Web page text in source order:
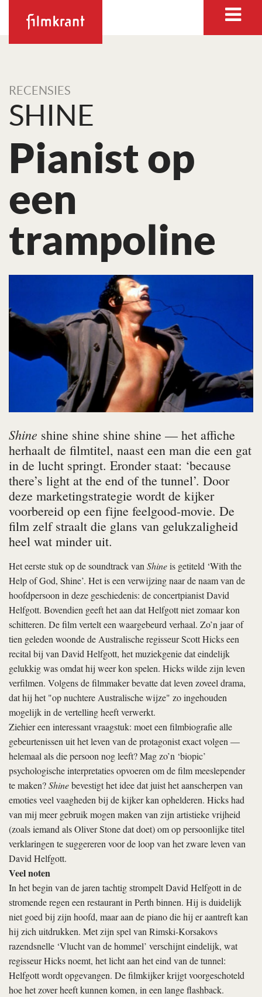
RECENSIES
SHINE
Pianist op
een
trampoline
Shine shine shine shine shine — het affiche
herhaalt de filmtitel, naast een man die een gat
in de lucht springt. Eronder staat: ‘because
there’s light at the end of the tunnel’. Door
deze marketingstrategie wordt de kijker
voorbereid op een fijne feelgood-movie. De
film zelf straalt die glans van gelukzaligheid
heel wat minder uit.
Het eerste stuk op de soundtrack vanShineis getiteld ‘With the
Help of God, Shine’. Het is een verwijzing naar de naam van de
hoofdpersoon in deze geschiedenis: de concertpianist David
Helfgott. Bovendien geeft het aan dat Helfgott niet zomaar kon
schitteren. De film vertelt een waargebeurd verhaal. Zo’n jaar of
tien geleden woonde de Australische regisseur Scott Hicks een
recital bij van David Helfgott, het muziekgenie dat eindelijk
gelukkig was omdat hij weer kon spelen. Hicks wilde zijn leven
verfilmen. Volgens de filmmaker bevatte dat leven zoveel drama,
dat hij het "op nuchtere Australische wijze" zo ingehouden
mogelijk in de vertelling heeft verwerkt.
Ziehier een interessant vraagstuk: moet een filmbiografie alle
gebeurtenissen uit het leven van de protagonist exact volgen —
helemaal als die persoon nog leeft? Mag zo’n ‘biopic’
psychologische interpretaties opvoeren om de film meeslepender
te maken?Shinebevestigt het idee dat juist het aanscherpen van
emoties veel vaagheden bij de kijker kan ophelderen. Hicks had
van mij meer gebruik mogen maken van zijn artistieke vrijheid
(zoals iemand als Oliver Stone dat doet) om op persoonlijke titel
verklaringen te suggereren voor de loop van het zware leven van
David Helfgott.
Veel noten
In het begin van de jaren tachtig strompelt David Helfgott in de
stromende regen een restaurant in Perth binnen. Hij is duidelijk
niet goed bij zijn hoofd, maar aan de piano die hij er aantreft kan
hij zich uitdrukken. Met zijn spel van Rimski-Korsakovs
razendsnelle ‘Vlucht van de hommel’ verschijnt eindelijk, wat
regisseur Hicks noemt, het licht aan het eind van de tunnel:
Helfgott wordt opgevangen. De filmkijker krijgt voorgeschoteld
hoe het zover heeft kunnen komen, in een lange flashback.